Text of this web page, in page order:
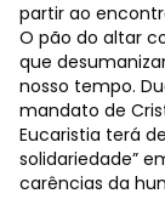
partir ao
O pão do altar
que
nosso tempo.
mandato de
Eucaristia terá
solidariedade”
carências da